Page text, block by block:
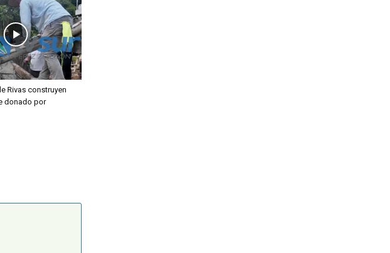
Rivas construyen
donado por